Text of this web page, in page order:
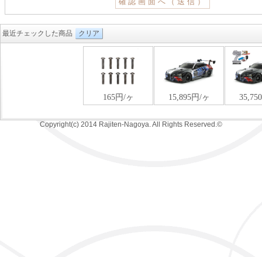
最近チェックした商品 クリア
Copyright(c) 2014 Rajiten-Nagoya. All Rights Reserved.©